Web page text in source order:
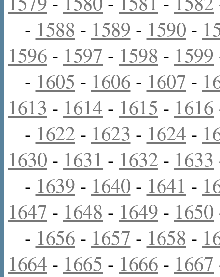
- 1588 - 1589 - 1590 -
1596 - 1597 - 1598 - 1599
- 1605 - 1606 - 1607 -
1613 - 1614 - 1615 - 1616
- 1622 - 1623 - 1624 -
1630 - 1631 - 1632 - 1633
- 1639 - 1640 - 1641 -
1647 - 1648 - 1649 - 1650
- 1656 - 1657 - 1658 -
1664 - 1665 - 1666 - 1667